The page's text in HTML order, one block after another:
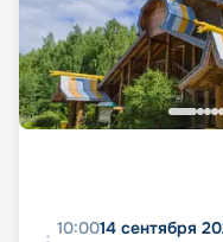
10:0014 сентября